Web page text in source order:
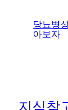
당뇨병
아보자